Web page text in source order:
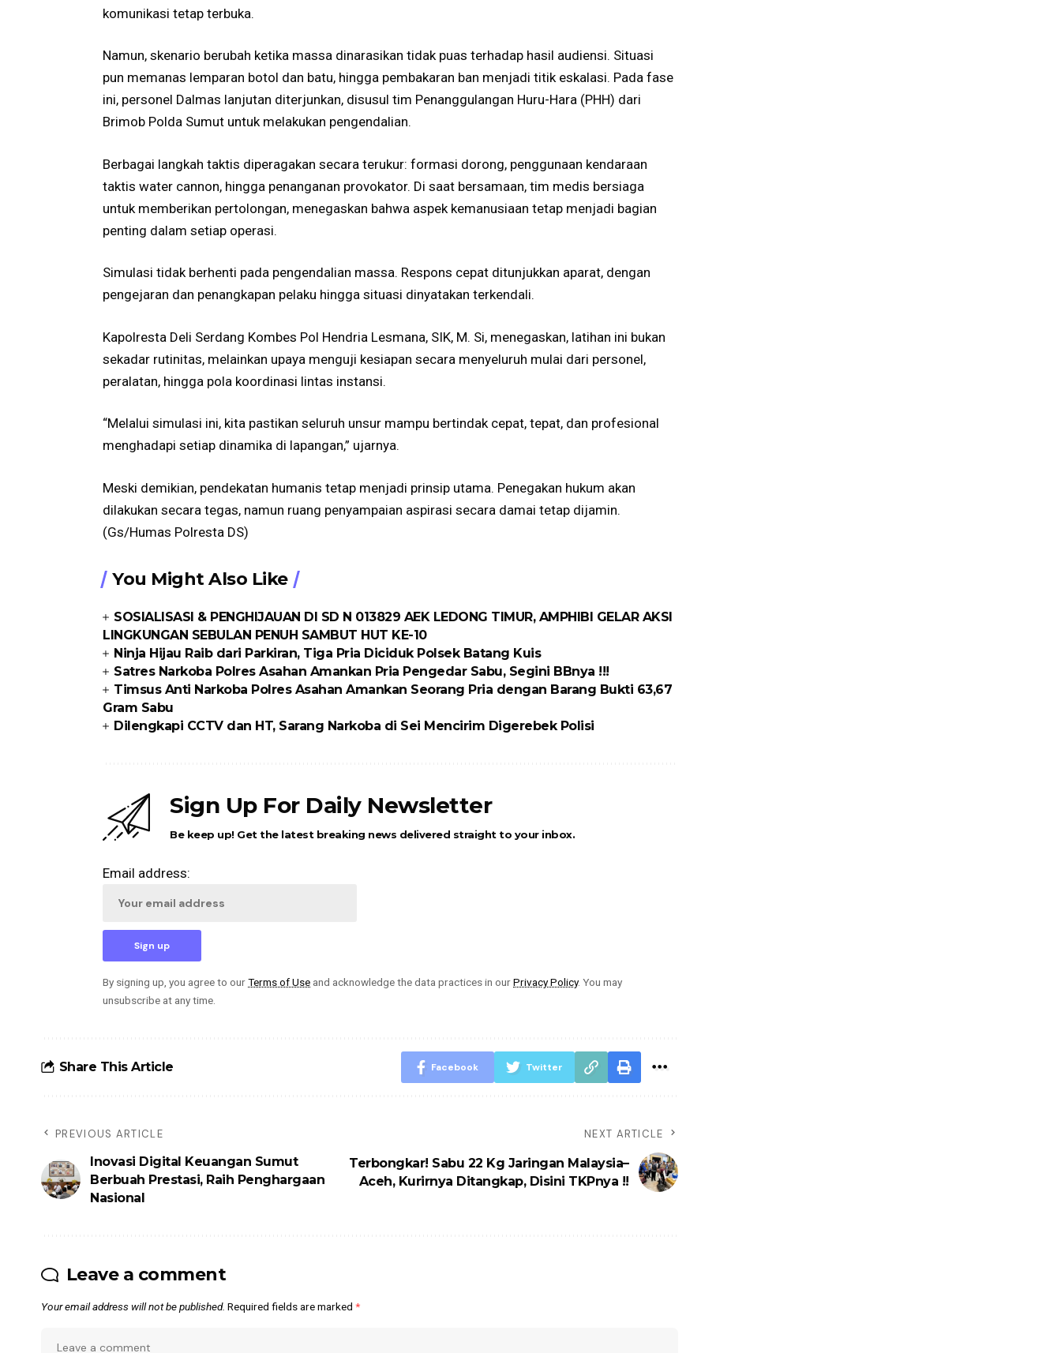
komunikasi tetap terbuka.
Namun, skenario berubah ketika massa dinarasikan tidak puas terhadap hasil audiensi. Situasi
pun memanas lemparan botol dan batu, hingga pembakaran ban menjadi titik eskalasi. Pada fase
ini, personel Dalmas lanjutan diterjunkan, disusul tim Penanggulangan Huru-Hara (PHH) dari
Brimob Polda Sumut untuk melakukan pengendalian.
Berbagai langkah taktis diperagakan secara terukur: formasi dorong, penggunaan kendaraan
taktis water cannon, hingga penanganan provokator. Di saat bersamaan, tim medis bersiaga
untuk memberikan pertolongan, menegaskan bahwa aspek kemanusiaan tetap menjadi bagian
penting dalam setiap operasi.
Simulasi tidak berhenti pada pengendalian massa. Respons cepat ditunjukkan aparat, dengan
pengejaran dan penangkapan pelaku hingga situasi dinyatakan terkendali.
Kapolresta Deli Serdang Kombes Pol Hendria Lesmana, SIK, M. Si, menegaskan, latihan ini bukan
sekadar rutinitas, melainkan upaya menguji kesiapan secara menyeluruh mulai dari personel,
peralatan, hingga pola koordinasi lintas instansi.
“Melalui simulasi ini, kita pastikan seluruh unsur mampu bertindak cepat, tepat, dan profesional
menghadapi setiap dinamika di lapangan,” ujarnya.
Meski demikian, pendekatan humanis tetap menjadi prinsip utama. Penegakan hukum akan
dilakukan secara tegas, namun ruang penyampaian aspirasi secara damai tetap dijamin.
(Gs/Humas Polresta DS)
You Might Also Like
SOSIALISASI & PENGHIJAUAN DI SD N 013829 AEK LEDONG TIMUR, AMPHIBI GELAR AKSI
LINGKUNGAN SEBULAN PENUH SAMBUT HUT KE-10
Ninja Hijau Raib dari Parkiran, Tiga Pria Diciduk Polsek Batang Kuis
Satres Narkoba Polres Asahan Amankan Pria Pengedar Sabu, Segini BBnya !!!
Timsus Anti Narkoba Polres Asahan Amankan Seorang Pria dengan Barang Bukti 63,67
Gram Sabu
Dilengkapi CCTV dan HT, Sarang Narkoba di Sei Mencirim Digerebek Polisi
Sign Up For Daily Newsletter
Be keep up! Get the latest breaking news delivered straight to your inbox.
Email address:
By signing up, you agree to ourTerms of Use and acknowledge the data practices in ourPrivacy Policy. You may
unsubscribe at any time.
Share This Article Facebook Twitter
PREVIOUS ARTICLE
Inovasi Digital Keuangan Sumut
Berbuah Prestasi, Raih Penghargaan
Nasional
NEXT ARTICLE
Terbongkar! Sabu 22 Kg Jaringan Malaysia–
Aceh, Kurirnya Ditangkap, Disini TKPnya !!
Leave a comment
Your email address will not be published. Required fields are marked *